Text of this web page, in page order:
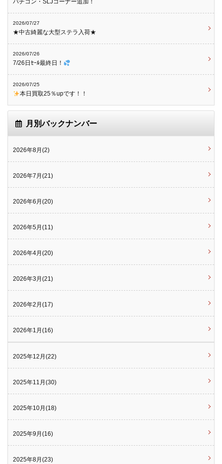
バチコン・SLJコーナー追加！
2026/07/27
★中古綺麗な大型ステラ入荷★
2026/07/26
7/26日ｾｰﾙ最終日！
2026/07/25
本日買取25％upです！！
月別バックナンバー
2026年8月(2)
2026年7月(21)
2026年6月(20)
2026年5月(11)
2026年4月(20)
2026年3月(21)
2026年2月(17)
2026年1月(16)
2025年12月(22)
2025年11月(30)
2025年10月(18)
2025年9月(16)
2025年8月(23)